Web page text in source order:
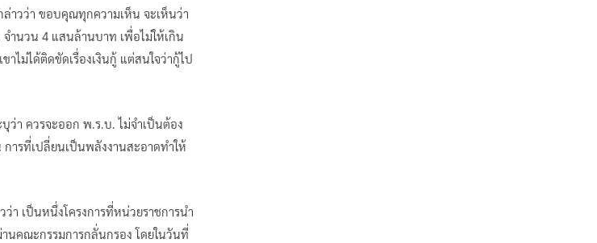
ล่าวว่า ขอบคุณทุกความเห็น จะเห็นว่า
ำนวน 4 แสนล้านบาท เพื่อไม่ให้เกิน
ไม่ได้ติดขัดเรื่องเงินกู้ แต่สนใจว่ากู้ไป
า ควรจะออก พ.ร.บ. ไม่จำเป็นต้อง
ารที่เปลี่ยนเป็นพลังงานสะอาดทำให้
า เป็นหนึ่งโครงการที่หน่วยราชการนำ
นคณะกรรมการกลั่นกรอง โดยในวันที่